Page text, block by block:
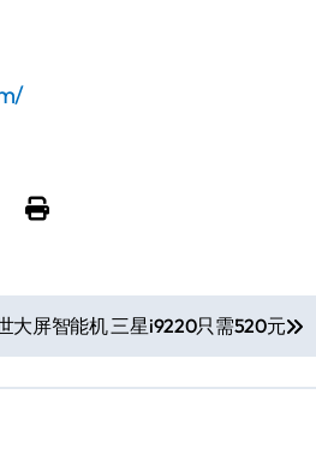
大屏智能机 三星i9220只需520元